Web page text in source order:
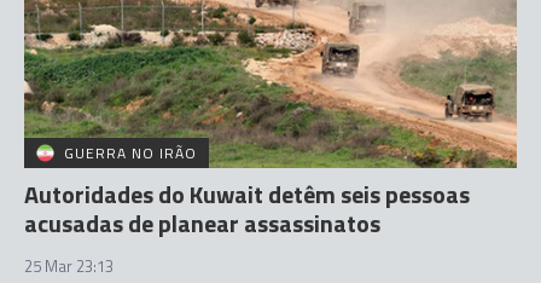
GUERRA NO IRÃO
Autoridades do Kuwait detêm seis pessoas
acusadas de planear assassinatos
25 Mar 23:13